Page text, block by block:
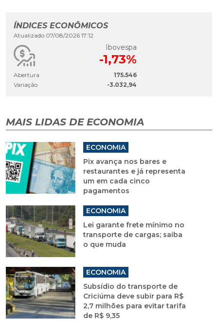
ÍNDICES ECONÔMICOS
Atualizado 07/08/2026 17:12
Ibovespa
-1,73%
Abertura
175.546
Variação
-3.032,94
MAIS LIDAS DE ECONOMIA
ECONOMIA
Pix avança nos bares e
restaurantes e já representa
um em cada cinco
pagamentos
ECONOMIA
Lei garante frete mínimo no
transporte de cargas; saiba
o que muda
ECONOMIA
Subsídio do transporte de
Criciúma deve subir para R$
2,7 milhões para evitar tarifa
de R$ 9,35